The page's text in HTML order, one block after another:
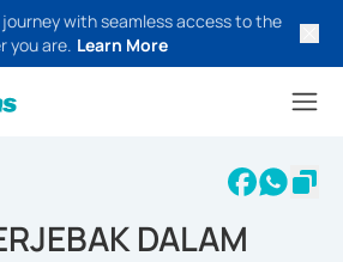
with seamless access to the
you are. Learn More
DALAM